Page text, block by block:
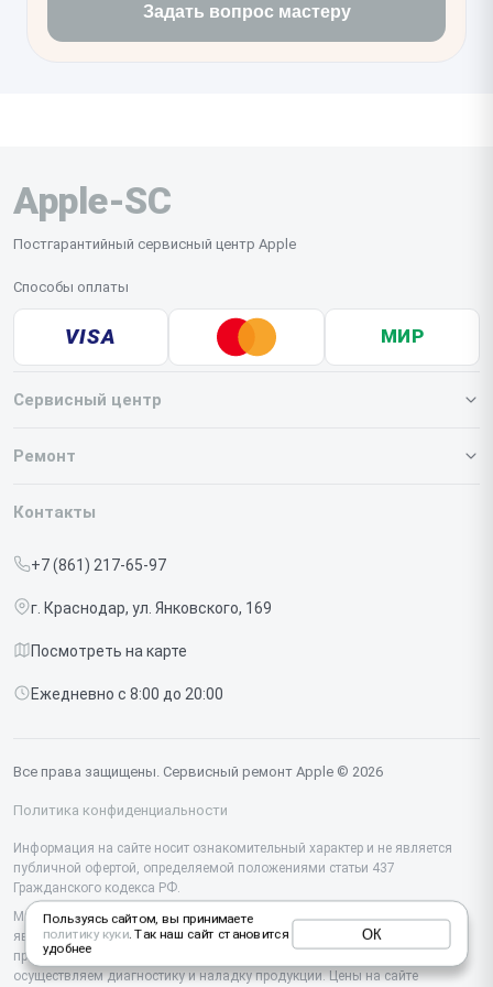
Задать вопрос мастеру
Apple-SC
Постгарантийный сервисный центр Apple
Способы оплаты
VISA МИР
Сервисный центр
О нашем сервисе
Срочный ремонт
Доставка и способы оплаты
Диагностика
Контакты
Ремонт
Iphone
Studio Display
Vision Pro
Контакты
+7 (861) 217-65-97
г. Краснодар, ул. Янковского, 169
Посмотреть на карте
Ежедневно с 8:00 до 20:00
Все права защищены. Сервисный ремонт Apple © 2026
Политика конфиденциальности
Информация на сайте носит ознакомительный характер и не является
публичной офертой, определяемой положениями статьи 437
Гражданского кодекса РФ.
Мы специализируемся на обслуживании и ремонте техники Apple, но не
являемся их официальным представителем. Предоставляем
профессиональные услуги после истечения гарантии, а также
осуществляем диагностику и наладку продукции. Цены на сайте
Пользуясь сайтом, вы принимаете
политику куки. Так наш сайт становится
удобнее
ОК